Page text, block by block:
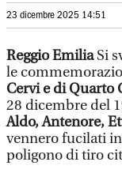
23 dicembre 2025 14:51
Reggio EmiliaSi
le
Cervi e di Quarto
28 dicembre del
Aldo, Antenore,
vennero fucilati
poligono di tiro